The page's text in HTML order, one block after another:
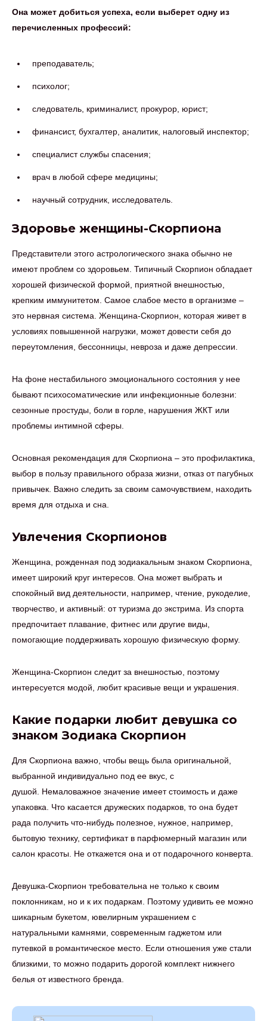
Она может добиться успеха, если выберет одну из
перечисленных профессий:
преподаватель;
психолог;
следователь, криминалист, прокурор, юрист;
финансист, бухгалтер, аналитик, налоговый инспектор;
специалист службы спасения;
врач в любой сфере медицины;
научный сотрудник, исследователь.
Здоровье женщины-Скорпиона
Представители этого астрологического знака обычно не
имеют проблем со здоровьем. Типичный Скорпион обладает
хорошей физической формой, приятной внешностью,
крепким иммунитетом. Самое слабое место в организме –
это нервная система. Женщина-Скорпион, которая живет в
условиях повышенной нагрузки, может довести себя до
переутомления, бессонницы, невроза и даже депрессии.
На фоне нестабильного эмоционального состояния у нее
бывают психосоматические или инфекционные болезни:
сезонные простуды, боли в горле, нарушения ЖКТ или
проблемы интимной сферы.
Основная рекомендация для Скорпиона – это профилактика,
выбор в пользу правильного образа жизни, отказ от пагубных
привычек. Важно следить за своим самочувствием, находить
время для отдыха и сна.
Увлечения Скорпионов
Женщина, рожденная под зодиакальным знаком Скорпиона,
имеет широкий круг интересов. Она может выбрать и
спокойный вид деятельности, например, чтение, рукоделие,
творчество, и активный: от туризма до экстрима. Из спорта
предпочитает плавание, фитнес или другие виды,
помогающие поддерживать хорошую физическую форму.
Женщина-Скорпион следит за внешностью, поэтому
интересуется модой, любит красивые вещи и украшения.
Какие подарки любит девушка со
знаком Зодиака Скорпион
Для Скорпиона важно, чтобы вещь была оригинальной,
выбранной индивидуально под ее вкус, с
душой. Немаловажное значение имеет стоимость и даже
упаковка. Что касается дружеских подарков, то она будет
рада получить что-нибудь полезное, нужное, например,
бытовую технику, сертификат в парфюмерный магазин или
салон красоты. Не откажется она и от подарочного конверта.
Девушка-Скорпион требовательна не только к своим
поклонникам, но и к их подаркам. Поэтому удивить ее можно
шикарным букетом, ювелирным украшением с
натуральными камнями, современным гаджетом или
путевкой в романтическое место. Если отношения уже стали
близкими, то можно подарить дорогой комплект нижнего
белья от известного бренда.